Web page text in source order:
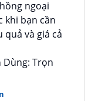
ngoại
khi bạn cần
và giá cả
Dùng: Trọn